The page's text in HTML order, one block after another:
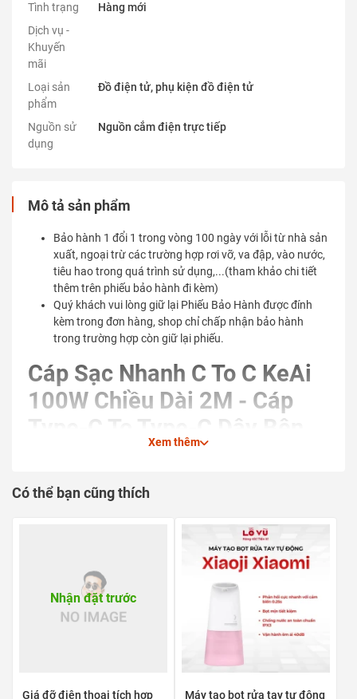
Tình trạng
Hàng mới
Dịch vụ -
Khuyến
mãi
Loại sản
phẩm
Đồ điện tử, phụ kiện đồ điện tử
Nguồn sử
dụng
Nguồn cắm điện trực tiếp
Mô tả sản phẩm
Bảo hành 1 đổi 1 trong vòng 100 ngày với lỗi từ nhà sản
xuất, ngoại trừ các trường hợp rơi vỡ, va đập, vào nước,
tiêu hao trong quá trình sử dụng,...(tham khảo chi tiết
thêm trên phiếu bảo hành đi kèm)
Quý khách vui lòng giữ lại Phiếu Bảo Hành được đính
kèm trong đơn hàng, shop chỉ chấp nhận bảo hành
trong trường hợp còn giữ lại phiếu.
Cáp Sạc Nhanh C To C KeAi
100W Chiều Dài 2M - Cáp
Type-C To Type-C Dây Bện
Nylon Siêu Bền Chống Gãy
Gập Truyền Dữ Liệu Cho
MacBook Laptop Điện Thoại
Xem thêm
Có thể bạn cũng thích
Nhận đặt trước
Giá đỡ điện thoại tích hợp
Máy tạo bọt rửa tay tự động